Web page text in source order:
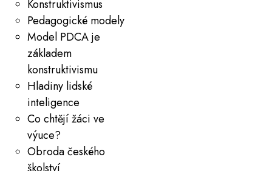
Konstruktivismus
Pedagogické modely
Model PDCA je
základem
konstruktivismu
Hladiny lidské
inteligence
Co chtějí žáci ve
výuce?
Obroda českého